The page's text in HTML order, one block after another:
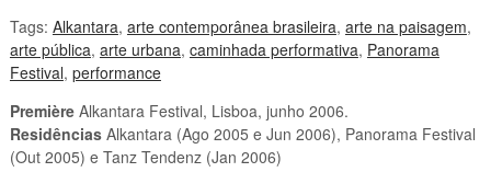
Tags: Alkantara, arte contemporânea brasileira, arte na paisagem,
arte pública, arte urbana, caminhada performativa, Panorama
Festival, performance
PremièreAlkantara Festival, Lisboa, junho 2006.
ResidênciasAlkantara (Ago 2005 e Jun 2006), Panorama Festival
(Out 2005) e Tanz Tendenz (Jan 2006)